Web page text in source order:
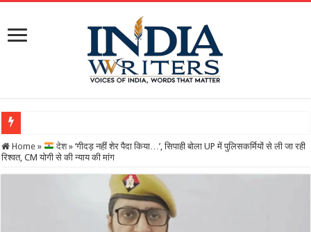
Home » देश » ‘गीदड़ नहीं शेर पैदा किया…’, सिपाही बोला UP में पुलिसकर्मियों से ली जा रही
रिश्वत, CM योगी से की न्याय की मांग